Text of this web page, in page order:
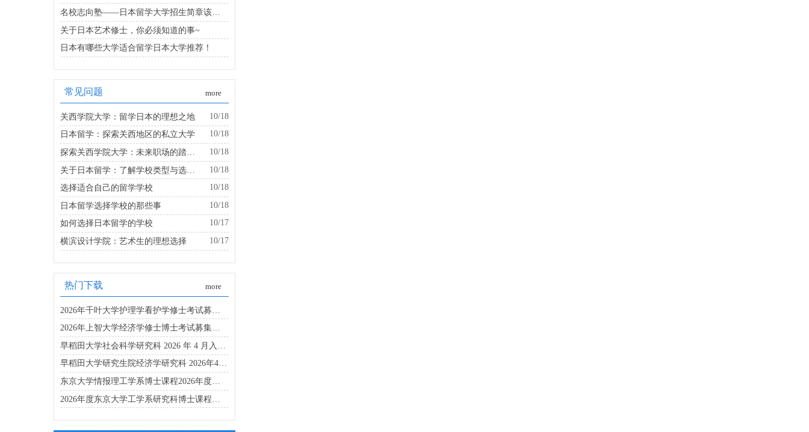
关于日本艺术修士，你必须知道的事~
日本有哪些大学适合留学日本大学推荐！
常见问题 more
关西学院大学：留学日本的理想之地
10/18
日本留学：探索关西地区的私立大学
10/18
10/18
10/18
选择适合自己的留学学校
10/18
日本留学选择学校的那些事
10/18
如何选择日本留学的学校
10/17
横滨设计学院：艺术生的理想选择
10/17
热门下载 more
早稻田大学研究生院经济学研究科 2026年4月入学考试指南